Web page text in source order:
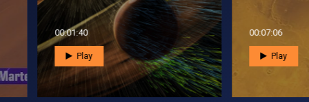
00:08:46
Play